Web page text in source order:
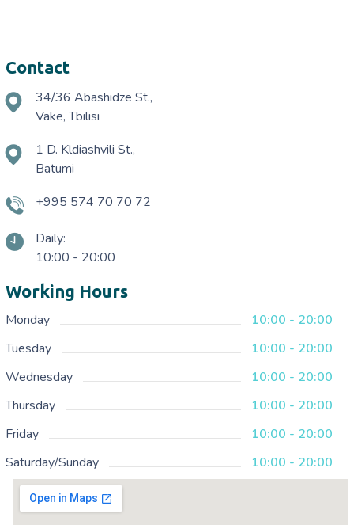
Contact
34/36 Abashidze St.,
Vake, Tbilisi
1 D. Kldiashvili St.,
Batumi
+995 574 70 70 72
Daily:
10:00 - 20:00
Working Hours
Monday
10:00 - 20:00
Tuesday
10:00 - 20:00
Wednesday
10:00 - 20:00
Thursday
10:00 - 20:00
Friday
10:00 - 20:00
Saturday/Sunday
10:00 - 20:00